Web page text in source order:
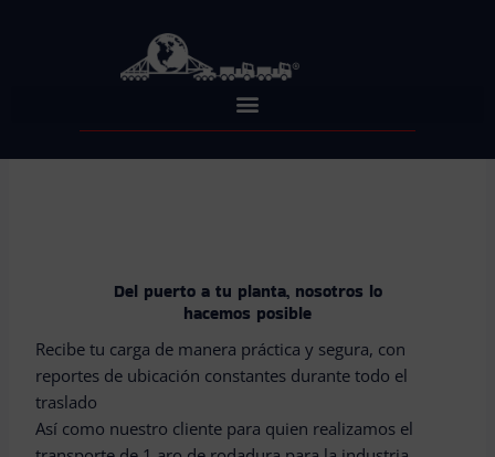
Del puerto a tu planta, nosotros lo
hacemos posible
Recibe tu carga de manera práctica y segura, con
reportes de ubicación constantes durante todo el
traslado
Así como nuestro cliente para quien realizamos el